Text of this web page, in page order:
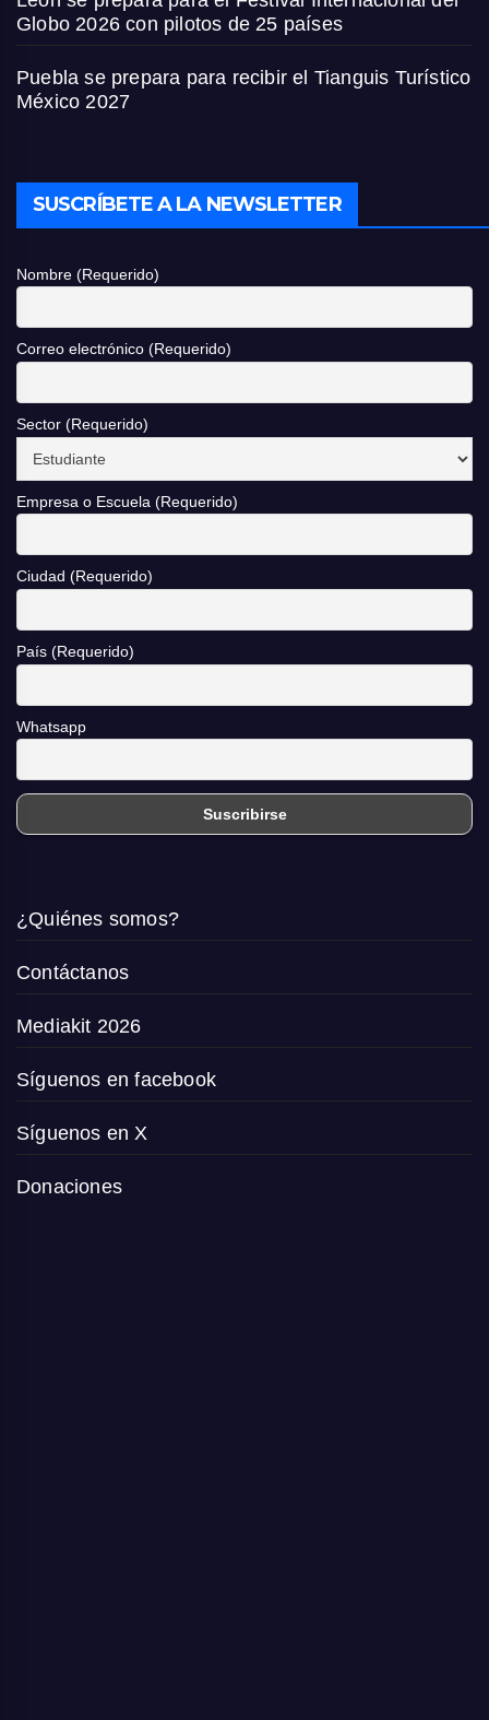
Globo 2026 con pilotos de 25 países
Puebla se prepara para recibir el Tianguis Turístico
México 2027
SUSCRÍBETE A LA NEWSLETTER
Nombre (Requerido)
Correo electrónico (Requerido)
Sector (Requerido)
Empresa o Escuela (Requerido)
Ciudad (Requerido)
País (Requerido)
Whatsapp
¿Quiénes somos?
Contáctanos
Mediakit 2026
Síguenos en facebook
Síguenos en X
Donaciones